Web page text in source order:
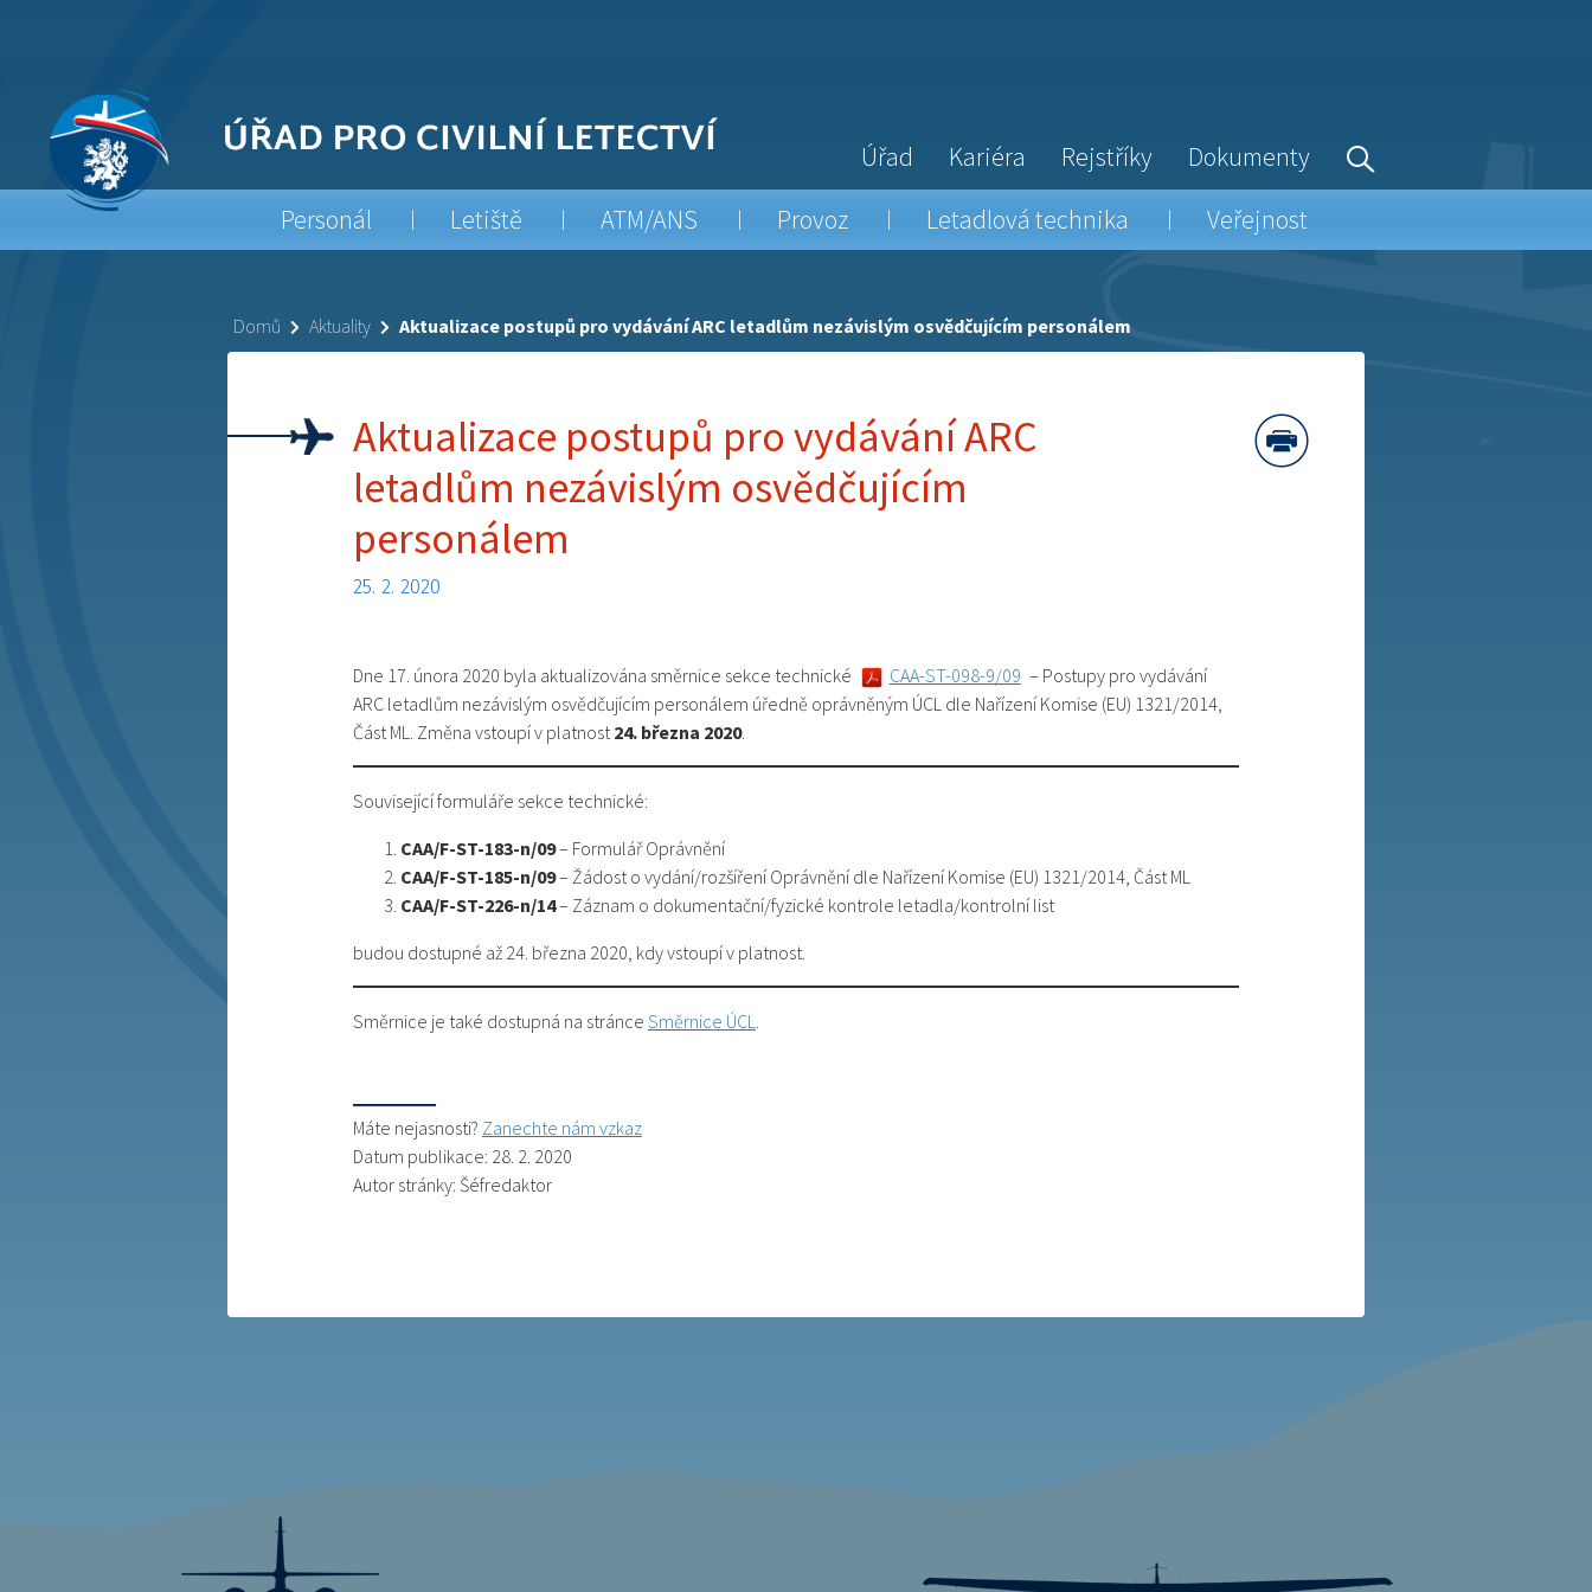
Úřad Kariéra Rejstříky
Dokumenty
Personál
Letiště ATM/ANS Provoz Letadlová technika Veřejnost
Domů Aktuality Aktualizace postupů pro vydávání ARC letadlům nezávislým osvědčujícím personálem
Aktualizace postupů pro vydávání ARC
letadlům nezávislým osvědčujícím
personálem
25. 2. 2020
Dne 17. února 2020 byla aktualizována směrnice sekce technické CAA-ST-098-9/09 – Postupy pro vydávání
ARC letadlům nezávislým osvědčujícím personálem úředně oprávněným ÚCL dle Nařízení Komise (EU) 1321/2014,
Část ML. Změna vstoupí v platnost24. března 2020.
Související formuláře sekce technické:
CAA/F-ST-183-n/09– Formulář Oprávnění
CAA/F-ST-185-n/09– Žádost o vydání/rozšíření Oprávnění dle Nařízení Komise (EU) 1321/2014, Část ML
CAA/F-ST-226-n/14– Záznam o dokumentační/fyzické kontrole letadla/kontrolní list
budou dostupné až 24. března 2020, kdy vstoupí v platnost.
Směrnice je také dostupná na stránce Směrnice ÚCL.
Máte nejasnosti? Zanechte nám vzkaz
Datum publikace: 28. 2. 2020
Autor stránky: Šéfredaktor